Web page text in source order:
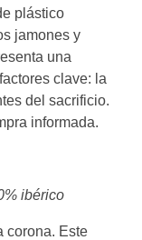
plástico
jamones y
una
clave: la
del sacrificio.
informada.
ibérico
corona. Este